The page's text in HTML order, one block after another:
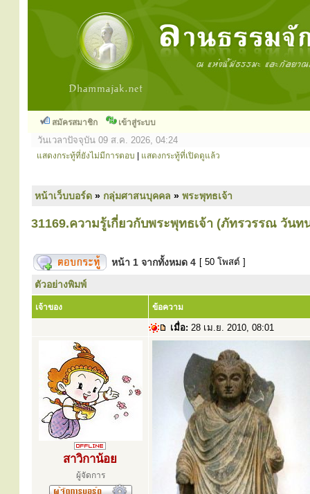
สมัครสมาชิก เข้าสู่ระบบ
วันเวลาปัจจุบัน 09 ส.ค. 2026, 04:24
แสดงกระทู้ที่ยังไม่มีการตอบ แสดงกระทู้ที่เปิดดูแล้ว
หน้าเว็บบอร์ด » กลุ่มศาสนบุคคล » พระพุทธเจ้า
31169.ความรู้เกี่ยวกับพระพุทธเจ้า (ภัทรวรรณ วันท
หน้า 1 จากทั้งหมด 4 [ 50 โพสต์ ]
ตัวอย่างพิมพ์
เจ้าของ ข้อความ
เมื่อ: 28 เม.ย. 2010, 08:01
สาวิกาน้อย
ผู้จัดการ